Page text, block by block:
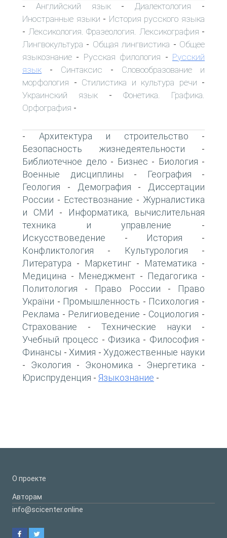
- Английский язык- Диалектология -
Иностранные языки - История русского языка
- Лексикология. Фразеология. Лексикография -
Лингвокультура - Общая лингвистика - Общее
языкознание - Русская филология - Русский
язык - Синтаксис - Словообразование и
морфология - Стилистика и культура речи -
Украинский язык - Фонетика. Графика.
Орфография -
- Архитектура и строительство -
Безопасность жизнедеятельности -
Библиотечное дело - Бизнес - Биология -
Военные дисциплины - География -
Геология - Демография -
Диссертации
России - Естествознание - Журналистика
и СМИ -
Информатика, вычислительная
техника и управление -
Искусствоведение - История -
Конфликтология - Культурология -
Литература - Маркетинг - Математика -
Медицина - Менеджмент - Педагогика -
Политология - Право России -
Право
України - Промышленность - Психология -
Реклама - Религиоведение - Социология -
Страхование - Технические науки -
Учебный процесс - Физика - Философия -
Финансы - Химия - Художественные науки
- Экология - Экономика - Энергетика -
Юриспруденция - Языкознание -
О проекте
Авторам
info@scicenter.online